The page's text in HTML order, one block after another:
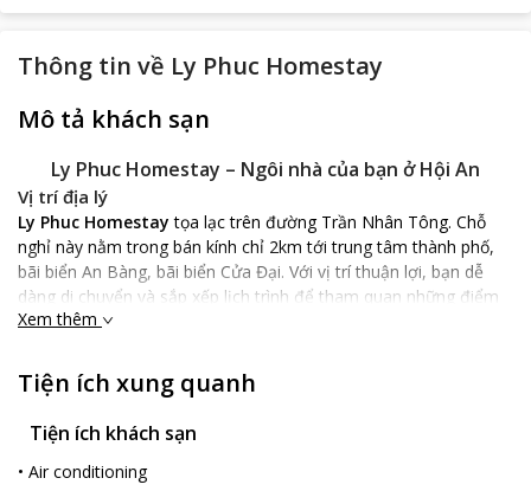
Thông tin về Ly Phuc Homestay
Mô tả khách sạn
Ly Phuc Homestay – Ngôi nhà của bạn ở Hội An
Vị trí địa lý
Ly Phuc Homestay tọa lạc trên đường Trần Nhân Tông. Chỗ
nghỉ này nằm trong bán kính chỉ 2km tới trung tâm thành phố,
bãi biển An Bàng, bãi biển Cửa Đại. Với vị trí thuận lợi, bạn dễ
dàng di chuyển và sắp xếp lịch trình để tham quan những điểm
du lịch nổi tiếng ở Hội An.
Ly Phuc Homestaylà sở hữu của một gia đình địa phương
trong khu vực yên tĩnh. Nhà nghỉ này có kiến trúc hiện đại, khỏe
khoắn. Nội thất và ngoại thất cùng nhiều tiểu tiết ở đây được lựa
Trong khuôn viên nhà nghỉ có nhiều tiểu cảnh đẹp. Tất cả tạo
Xem thêm
Tiện ích xung quanh
Tiện ích khách sạn
• Air conditioning